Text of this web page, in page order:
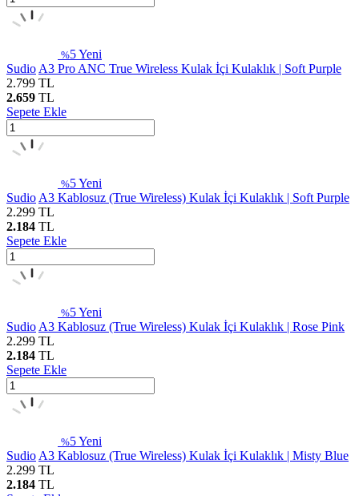
%5Yeni
Sudio A3 Pro ANC True Wireless Kulak İçi Kulaklık | Soft Purple
2.799 TL
2.659 TL
Sepete Ekle
%5Yeni
Sudio A3 Kablosuz (True Wireless) Kulak İçi Kulaklık | Soft Purple
2.299 TL
2.184 TL
Sepete Ekle
%5Yeni
Sudio A3 Kablosuz (True Wireless) Kulak İçi Kulaklık | Rose Pink
2.299 TL
2.184 TL
Sepete Ekle
%5Yeni
Sudio A3 Kablosuz (True Wireless) Kulak İçi Kulaklık | Misty Blue
2.299 TL
2.184 TL